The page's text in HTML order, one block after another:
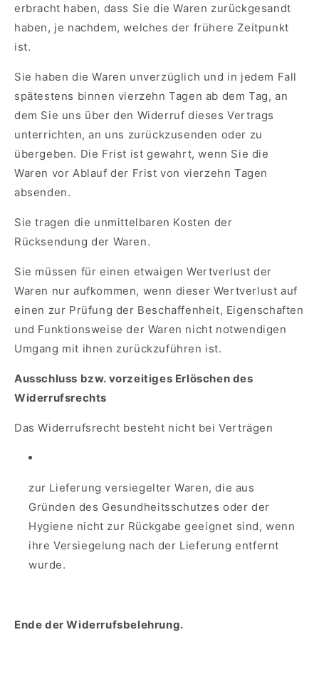
erbracht haben, dass Sie die Waren zurückgesandt
haben, je nachdem, welches der frühere Zeitpunkt
ist.
Sie haben die Waren unverzüglich und in jedem Fall
spätestens binnen vierzehn Tagen ab dem Tag, an
dem Sie uns über den Widerruf dieses Vertrags
unterrichten, an uns zurückzusenden oder zu
übergeben. Die Frist ist gewahrt, wenn Sie die
Waren vor Ablauf der Frist von vierzehn Tagen
absenden.
Sie tragen die unmittelbaren Kosten der
Rücksendung der Waren.
Sie müssen für einen etwaigen Wertverlust der
Waren nur aufkommen, wenn dieser Wertverlust auf
einen zur Prüfung der Beschaffenheit, Eigenschaften
und Funktionsweise der Waren nicht notwendigen
Umgang mit ihnen zurückzuführen ist.
Ausschluss bzw. vorzeitiges Erlöschen des
Widerrufsrechts
Das Widerrufsrecht besteht nicht bei Verträgen
zur Lieferung versiegelter Waren, die aus
Gründen des Gesundheitsschutzes oder der
Hygiene nicht zur Rückgabe geeignet sind, wenn
ihre Versiegelung nach der Lieferung entfernt
wurde.
Ende der Widerrufsbelehrung.